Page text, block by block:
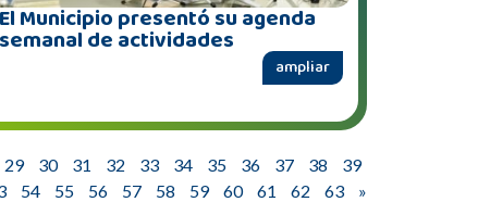
El Municipio presentó su agenda
semanal de actividades
ampliar
29 30 31 32 33 34 35 36 37 38
39
54 55 56 57 58 59 60 61 62 63 »